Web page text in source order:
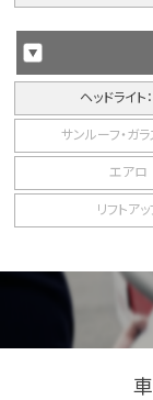
ヘッドライト
サンルーフ・ガ
エアロ
リフトアッ